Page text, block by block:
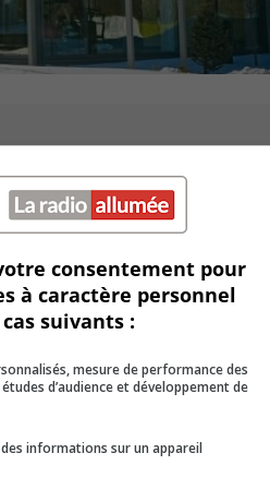
porte désormais le nom
femmes, d’hommes et de
en 1672.
auprès des citoyens lors d’un
sa recommandation
consentement pour
à caractère personnel
suivants :
mesure de performance des
d’audience et développement de
informations sur un appareil